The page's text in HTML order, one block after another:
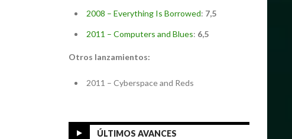
2008 – Everything Is Borrowed: 7,5
2011 – Computers and Blues: 6,5
Otros lanzamientos:
2011 – Cyberspace and Reds
ÚLTIMOS AVANCES